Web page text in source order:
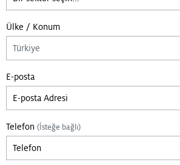
Ülke / Konum
E-posta
Telefon (İsteğe bağlı)